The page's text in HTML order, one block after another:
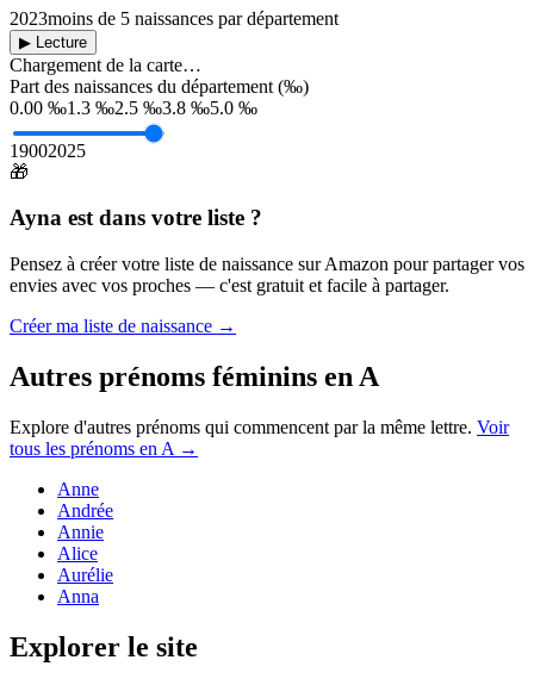
2023moins de 5 naissances par département
▶ Lecture
Chargement de la carte…
Part des naissances du département (‰)
0.00 ‰1.3 ‰2.5 ‰3.8 ‰5.0 ‰
19002025
🎁
Ayna est dans votre liste ?
Pensez à créer votre liste de naissance sur Amazon pour partager vos
envies avec vos proches — c'est gratuit et facile à partager.
Créer ma liste de naissance →
Autres prénoms féminins en A
Explore d'autres prénoms qui commencent par la même lettre. Voir
tous les prénoms en A →
Anne
Andrée
Annie
Alice
Aurélie
Anna
Explorer le site